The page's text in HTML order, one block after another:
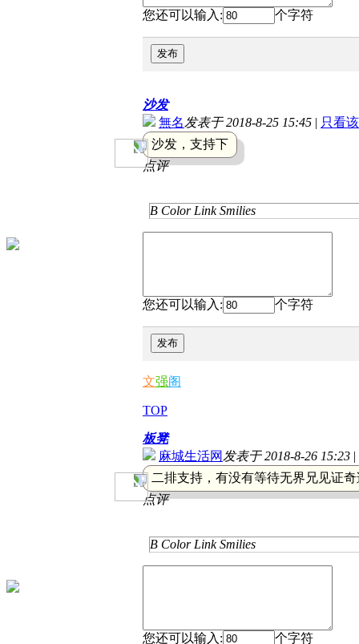
您还可以输入: 个字符
发布
沙发
無名发表于 2018-8-25 15:45 | 只看
沙发，支持下
点评
B Color Link Smilies
您还可以输入: 个字符
发布
文强阁
TOP
板凳
麻城生活网 发表于 2018-8-26 15:23 |
二排支持，有没有等待无界兄见证
点评
B Color Link Smilies
您还可以输入: 个字符